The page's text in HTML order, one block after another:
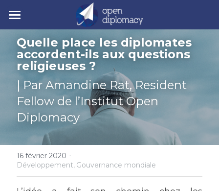
| Accueil
| Nos activités
• Nos jeunes leaders
• Nos événements
• Nos publications
• Y7 2026
| Nos actualités
| Polycrise
Comprendre la polycrise
• Crise géopolitique
• Crise écologique
| À propos
• Notre mission
• Notre gouvernance
Rechercher
Y7 2026
Quelle place les diplomates
accordent-ils aux questions
religieuses ?
| Par Amandine Rat, Resident
Fellow de l’Institut Open
Diplomacy
16 février 2020 ·
Développement, Gouvernance mondiale